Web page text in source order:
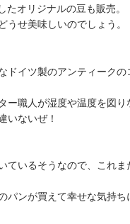
オリジナルの豆も販売。
せ美味しいのでしょう。
ドイツ製のアンティーク
ー職人が湿度や温度を図
いないぜ！
いるそうなので、これ
ンが買えて幸せな気持